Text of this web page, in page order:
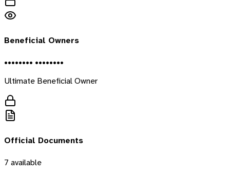
Beneficial Owners
•••••••• ••••••••
Ultimate Beneficial Owner
Official Documents
7 available